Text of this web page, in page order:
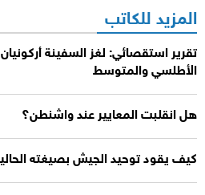
المزيد للكاتب
تقرير استقصائي: لغز السفينة
الأطلسي والمتوسط
هل انقلبت المعايير عند واشنطن؟
كيف يقود توحيد الجيش بصيغته